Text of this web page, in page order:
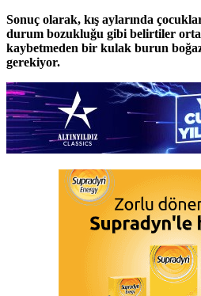
Sonuç olarak, kış aylarında
durum bozukluğu gibi belirtiler
kaybetmeden bir kulak burun
gerekiyor.